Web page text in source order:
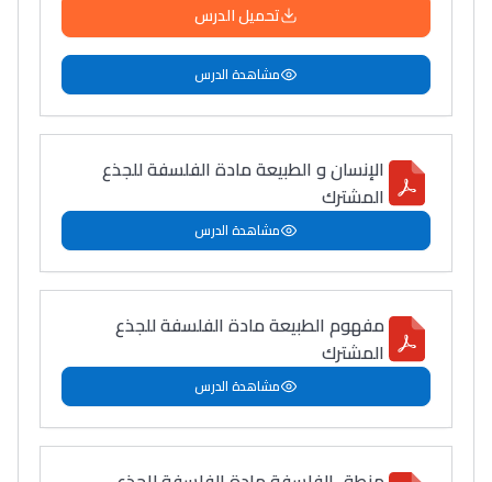
تحميل الدرس
مشاهدة الدرس
الإنسان و الطبيعة مادة الفلسفة للجذع
المشترك
مشاهدة الدرس
مفهوم الطبيعة مادة الفلسفة للجذع
المشترك
مشاهدة الدرس